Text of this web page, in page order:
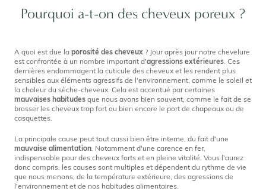
Pourquoi a-t-on des cheveux poreux ?
A quoi est due la porosité des cheveux ? Jour après jour notre chevelure
est confrontée à un nombre important d'agressions extérieures . Ces
dernières endommagent la cuticule des cheveux et les rendent plus
sensibles aux éléments agressifs de l'environnement, comme le soleil et
la chaleur du sèche-cheveux. Cela est accentué par certaines
mauvaises habitudes que nous avons bien souvent, comme le fait de se
brosser les cheveux trop fort ou bien encore le port de chapeaux ou de
casquettes.
La principale cause peut tout aussi bien être interne, du fait d'une
mauvaise alimentation . Notamment d'une carence en fer,
indispensable pour des cheveux forts et en pleine vitalité. Vous l'aurez
donc compris, les causes sont multiples et dépendent du rythme de vie
que nous menons, de la température extérieure, des agressions de
l'environnement et de nos habitudes alimentaires.